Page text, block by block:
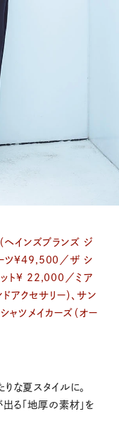
インズブランズ ジ
ーツ¥49,500／ザ シ
ット¥ 22,000／ミア
アクセサリー）、サン
ツメイカーズ（オー
な夏スタイルに。
る「地厚の素材」を